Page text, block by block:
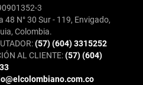
3
48 N° 30 Sur - 119, Envigado,
Colombia.
(57) (604) 3315252
AL CLIENTE:(57) (604)